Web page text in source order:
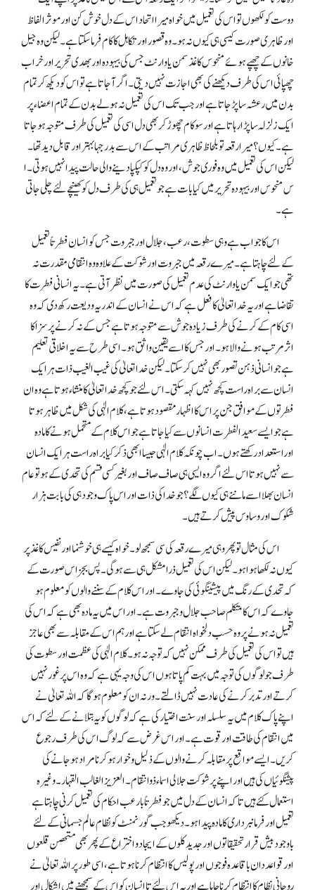
دوست کو لکھوں تو اس کی تعمیل میں خواہ میرا اتحاد اس کے دل خوش کن اور موثر الفاظ
اور ظاہری صورت کیسی ہی کیوں نہ ہو۔ وہ قصور اور تکاہل کا کام فرما سکتا ہے۔ لیکن وہ جیل
خانوں کے چھپے ہوئے منحوس کاغذ سمن یا وارنٹ جس کی بیہودہ اوربھدی تحریر اور خراب
چھپائی اس کی طرف دیکھنے کی بھی اجازت نہیں دیتی۔ اگر آ جاتا ہے تو اس کودیکھ کر تمام
بدن میں رعشہ سا پڑ جاتا ہے اور جب تک اس کی تعمیل نہ ہو لے بدن کے تمام اعضاء پر
ایک زلزلہ سا پڑا رہاتا ہے اور سو کام چھوڑ کر بھی دل اسی کی تعمیل کی طرف متوجہ ہو جاتا
ہے ۔ کیوں؟ میرا رقعہ تو بلحاظ ظاہر ی مراتب کے اس سے بدرجہا بہتر اور قابل دید تھا ۔
لیکن اس کی تعمیل میں وہ فوری جوش، اور و ہ دل کو کپکپا دینے والی حالت پیدا نہیں ہوتی۔ ا
س منحوس اور بیہودہ تحریر میں کیا بات ہے جو تعمیل ہی کی طرف دل کوکھینچے لئے چلی جاتی
ہے۔
اس کا جواب ہے وہی سطوت، رعب، جلال اور جبروت جس کو انسان فطرتاً تعمیل
کے لئے چاہتا ہے ۔ میرے رقعہ میں جبروت اور شوکت کے علاوہ وہ انتقامی مقدرت نہ
تھی جو ایک سمن یا وارنٹ کی عدم تعمیل کی صورت میں نظر آتی ہے۔ یہ انسانی فطرت کا
تقاضا ہے اور یہ خدا تعالیٰ کا فعل ہے کہ اس نے انسان کے اندر یہ ودیعت رکھ دی کہ وہ
اسی کام کے کرنے کی طرف زیادہ جوش سے متوجہ ہوتا ہے جس کے نہ کرنے پر سزا کا
اثر مرتب ہونے والا ہو۔اور جس کا اسے یقین واثق ہو ۔ اسی طرح سے یہ اخلاقی تعلیم
ہے جو انسانی ذہن تصور بھی نہیں کر سکتا۔ لیکن خدا تعالیٰ کی غیب الغیب ذات ہر ایک
انسان سے براہ راست کچھ نہیں کہہ سکتی۔ اس لئے جو کچھ خدا تعالیٰ کا منشاء ہوتا ہے وہ ان
فطرتوں کے موافق جن پر اس کا اظہار مقصود ہوتاہے ، کلام الٰہی کی شکل میں ظاہر ہوتا
ہے جو ایسے سعید الفطرت انسانوں سے کیا جاتا ہے جو اس کلام کے متحمل ہونے کا مادہ
اوراستعداد رکھتے ہوں۔ اب چونکہ کلام الٰہی جیسا ابھی ذکر کیا براہ راست ہر ایک انسان
سے نہیں ہوتا اس لئے اگر وہ ایسی ہی صاف صاف اور بغیر کسی قسم کی تحدی کے ہو تو عام
انسان بھلا اسے ماننے ہی کیوں لگے؟ جو خدا کی ذات اور اس پاک وجود ہی کی بابت ہزار
شکوک اور وساوس پیش کرتے ہیں ۔
اس کی مثال توپھر وہی میرے رقعہ کی سی سمجھ لو۔ خواہ کیسے ہی خوشنما اور نفیس کاغذ پر
کیوں نہ لکھا ہوا ہو۔ لیکن اس کی تعمیل ذرا مشکل ہی سے ہوگی۔ پس بجز اس صورت کے
کہ تحدی کے رنگ میں پیشینگوئی کی جاوے۔ اور اس کلام کے سننے والوں کو معلوم ہو
جاوے کہ اس کا متکلم صاحب جلال و جبروت ہے۔ اور اس میں یہ مادہ بھی ہے کہ اس کی
تعمیل نہ ہونے پر وہ حسب دلخواہ انتقام لے سکتا ہے اور ہم اس کے مقابلہ سے بھی عاجز
ہیں تو اس کی تعمیل کی طرف ممکن نہیں کہ توجہ نہ ہو۔ کلام الٰہی کی عظمت اور سطوت کی
طرف جو لوگوں کی توجہ میں بہت کم پاتاہوں اس کی وجہ یہی ہے کہ و ہ ا س پر غور نہیں
کرتے اور تدبر کرنے کی عادت نہیں ڈالتے ۔ ورنہ ان کو معلوم ہوگا کہ اللہ تعالیٰ نے
اپنے پاک کلام میں یہ سلسلہ اور سنت اختیار کی ہے کہ لوگوں کو یہ بتلانے کے لئے کہ اس
میں انتقام کی طاقت اور قوت ہے۔ اور اس غرض سے کہ لوگ اس کی طرف رجوع
کریں۔ ایسے مواقع پر مقابلہ کرنے والوں کے ذلیل و خوار ہو کر نامراد ہو جانے کی
پیشنگوئیاں کی ہیں اور اپنے پرشوکت جلالی اسماء ذوانتقام ۔العزیز الغالب القہار ۔وغیرہ
استعمال کئے ہیں تا کہ انسان کے دل میں جو فطرتاً بارعب احکام کی تعمیل کرنی چاہتا ہے
تعمیل اور فرمانبرداری کا مادہ پیدا ہو۔ دیکھو جب گورنمنٹ کو نظام عالم جسمانی کے لئے
باوجود بیش قرار تحقیقاتوں اور جدید کلوں کے ایجاد و اختراع کے پھر بھی متحصن قلعوں
اور قواعد دا ن باقاعدہ فوجوں اور پولیس کا انتظام کرنا ہوتاہے، اسی طور پر اللہ تعالیٰ نے